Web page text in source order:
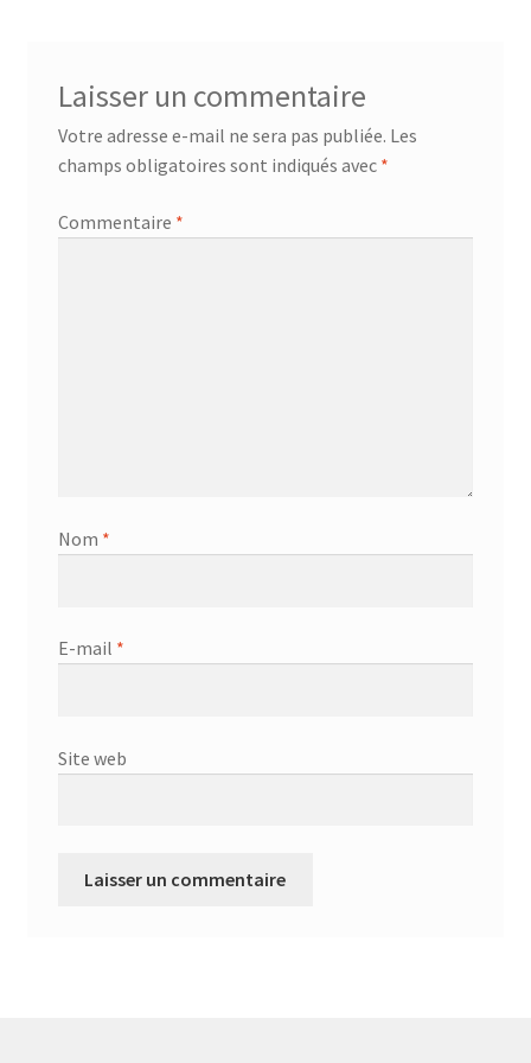
Laisser un commentaire
Votre adresse e-mail ne sera pas publiée. Les
champs obligatoires sont indiqués avec *
Commentaire *
Nom *
E-mail *
Site web